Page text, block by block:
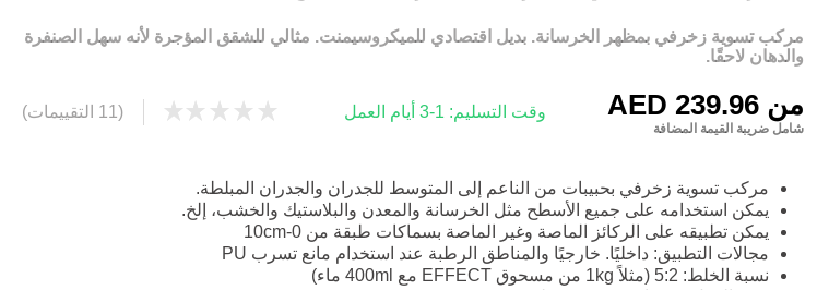
مركب تسوية زخرفي بمظهر الخرسانة. بديل اقتصادي للميكروسيمنت. مثالي للشقق المؤجرة لأنه سهل الصنفرة
والدهان لاحقًا.
من
شامل ضريبة القيمة المضافة
وقت التسليم: 1-3 أيام العمل (11 التقييمات)
مركب تسوية زخرفي بحبيبات من الناعم إلى المتوسط للجدران والجدران المبلطة.
يمكن استخدامه على جميع الأسطح مثل الخرسانة والمعدن والبلاستيك والخشب، إلخ.
يمكن تطبيقه على الركائز الماصة وغير الماصة بسماكات طبقة من 0-10cm
مجالات التطبيق: داخليًا. خارجيًا والمناطق الرطبة عند استخدام مانع تسرب PU
نسبة الخلط: 5:2 (مثلاً 1kg من مسحوق EFFECT مع 400ml ماء)